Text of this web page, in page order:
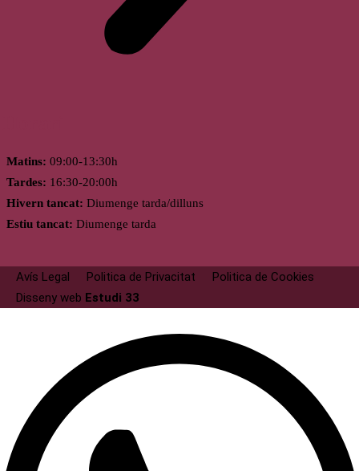
Matins: 09:00-13:30h
Tardes: 16:30-20:00h
Hivern tancat: Diumenge tarda/dilluns
Estiu tancat: Diumenge tarda
Avís Legal Politica de Privacitat
Politica de Cookies
Disseny web Estudi 33